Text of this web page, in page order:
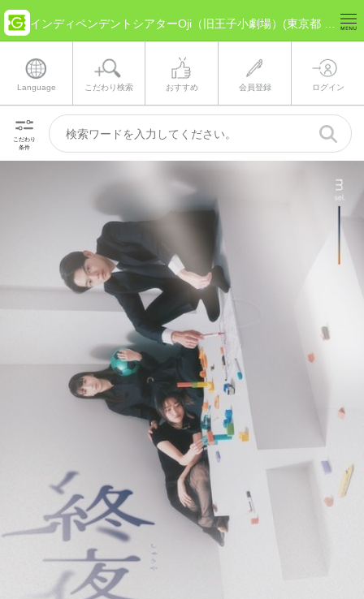
Language こだわり検索 おすすめ 会員登録 ログイン
こだわり
条件